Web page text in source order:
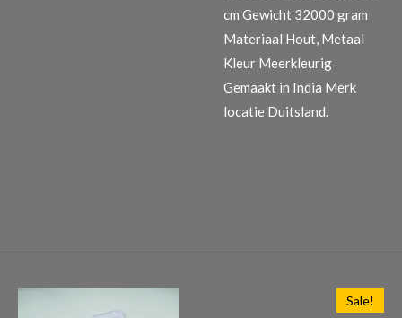
cm Gewicht 32000 gram
Materiaal Hout, Metaal
Kleur Meerkleurig
Gemaakt in India Merk
locatie Duitsland.
Sale!